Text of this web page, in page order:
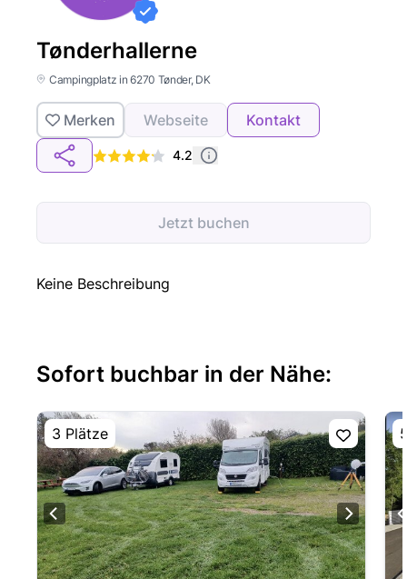
Tønderhallerne
Campingplatz in 6270 Tønder, DK
Merken Webseite Kontakt
4.2
Jetzt buchen
Keine Beschreibung
Sofort buchbar in der Nähe:
3 Plätze